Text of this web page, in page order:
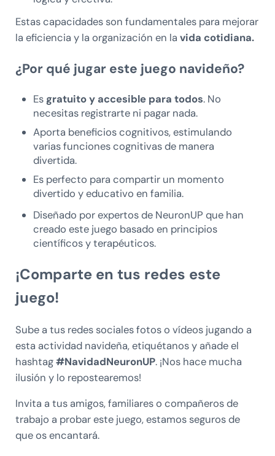
Estas capacidades son fundamentales para mejorar
la eficiencia y la organización en la vida cotidiana.
¿Por qué jugar este juego navideño?
Es gratuito y accesible para todos. No
necesitas registrarte ni pagar nada.
Aporta beneficios cognitivos, estimulando
varias funciones cognitivas de manera
divertida.
Es perfecto para compartir un momento
divertido y educativo en familia.
Diseñado por expertos de NeuronUP que han
creado este juego basado en principios
científicos y terapéuticos.
¡Comparte en tus redes este
juego!
Sube a tus redes sociales fotos o vídeos jugando a
esta actividad navideña, etiquétanos y añade el
hashtag#NavidadNeuronUP. ¡Nos hace mucha
ilusión y lo repostearemos!
Invita a tus amigos, familiares o compañeros de
trabajo a probar este juego, estamos seguros de
que os encantará.